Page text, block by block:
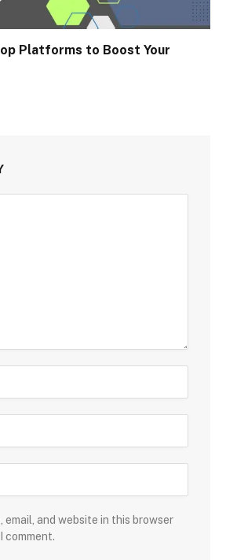
Platforms to Boost Your
email, and website in this browser
comment.